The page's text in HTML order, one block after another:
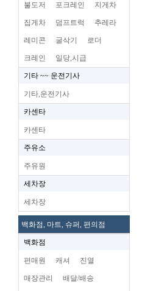
불도저 포크레인 지게차
집게차 덤프트럭 추레라
레미콘 굴삭기 로더
크레인 일당,시급
기타 ~~ 운전기사
기타,운전기사
카센타
카센타
주유소
주유원
세차장
세차장
백화점, 마트, 슈퍼, 편의점
백화점
편매원 캐셔 진열
매장관리 배달/배송